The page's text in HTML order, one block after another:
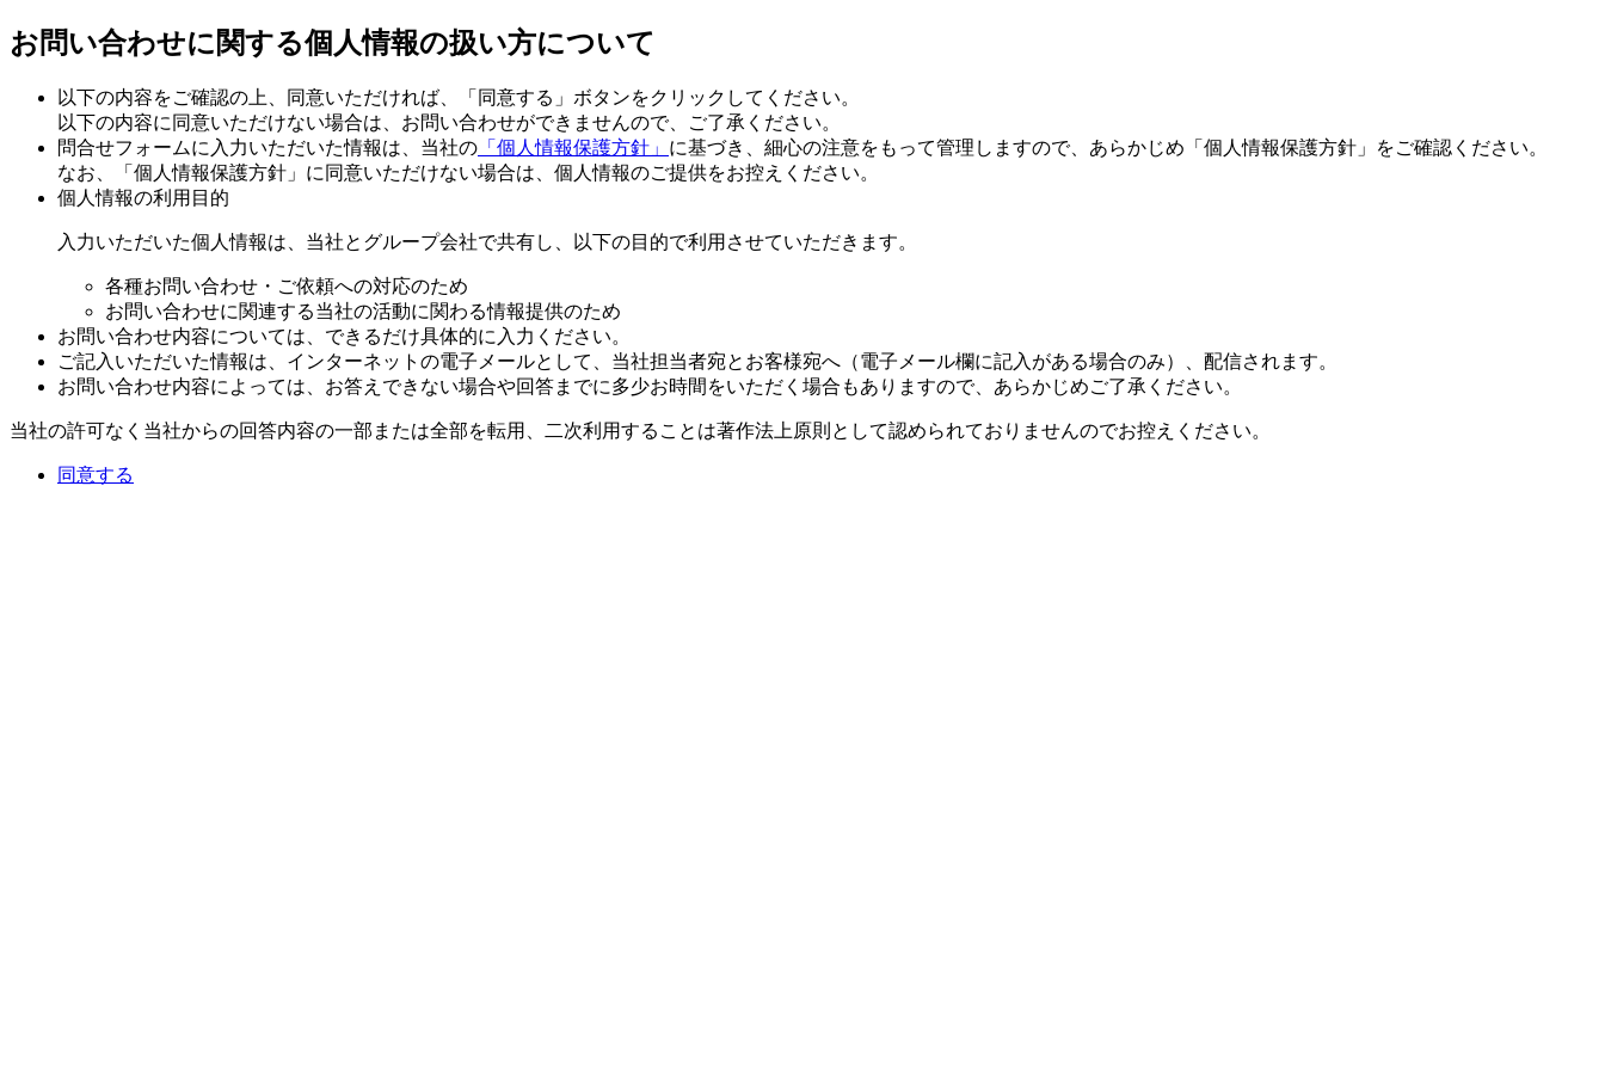
お問い合わせに関する個人情報の扱い方について
以下の内容をご確認の上、同意いただければ、「同意する」ボタンをクリックしてください。
以下の内容に同意いただけない場合は、お問い合わせができませんので、ご了承ください。
問合せフォームに入力いただいた情報は、当社の 「個人情報保護方針」 に基づき、細心の注意をもって管理しますので、あらかじめ「個人情報保護方針」をご確認ください。
なお、「個人情報保護方針」に同意いただけない場合は、個人情報のご提供をお控えください。
個人情報の利用目的
入力いただいた個人情報は、当社とグループ会社で共有し、以下の目的で利用させていただきます。
各種お問い合わせ・ご依頼への対応のため
お問い合わせに関連する当社の活動に関わる情報提供のため
お問い合わせ内容については、できるだけ具体的に入力ください。
ご記入いただいた情報は、インターネットの電子メールとして、当社担当者宛とお客様宛へ（電子メール欄に記入がある場合のみ）、配信されます。
お問い合わせ内容によっては、お答えできない場合や回答までに多少お時間をいただく場合もありますので、あらかじめご了承ください。
当社の許可なく当社からの回答内容の一部または全部を転用、二次利用することは著作法上原則として認められておりませんのでお控えください。
同意する